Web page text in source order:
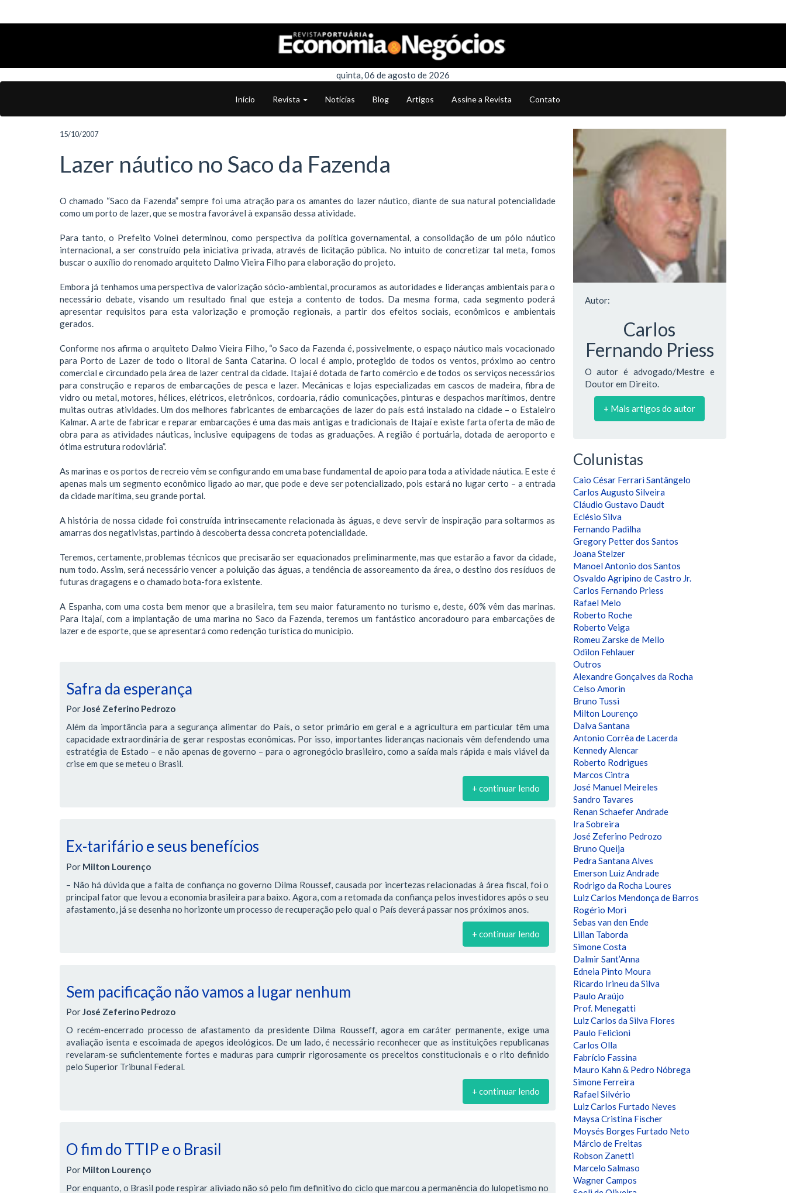
quinta, 06 de agosto de 2026
Início Revista Notícias Blog Artigos Assine a Revista Contato
15/10/2007
Lazer náutico no Saco da Fazenda
O chamado “Saco da Fazenda” sempre foi uma atração para os amantes do lazer náutico, diante de sua natural potencialidade
como um porto de lazer, que se mostra favorável à expansão dessa atividade.
Para tanto, o Prefeito Volnei determinou, como perspectiva da política governamental, a consolidação de um pólo náutico
internacional, a ser construído pela iniciativa privada, através de licitação pública. No intuito de concretizar tal meta, fomos
buscar o auxílio do renomado arquiteto Dalmo Vieira Filho para elaboração do projeto.
Embora já tenhamos uma perspectiva de valorização sócio-ambiental, procuramos as autoridades e lideranças ambientais para o
necessário debate, visando um resultado final que esteja a contento de todos. Da mesma forma, cada segmento poderá
apresentar requisitos para esta valorização e promoção regionais, a partir dos efeitos sociais, econômicos e ambientais
gerados.
Conforme nos afirma o arquiteto Dalmo Vieira Filho, “o Saco da Fazenda é, possivelmente, o espaço náutico mais vocacionado
para Porto de Lazer de todo o litoral de Santa Catarina. O local é amplo, protegido de todos os ventos, próximo ao centro
comercial e circundado pela área de lazer central da cidade. Itajaí é dotada de farto comércio e de todos os serviços necessários
para construção e reparos de embarcações de pesca e lazer. Mecânicas e lojas especializadas em cascos de madeira, fibra de
vidro ou metal, motores, hélices, elétricos, eletrônicos, cordoaria, rádio comunicações, pinturas e despachos marítimos, dentre
muitas outras atividades. Um dos melhores fabricantes de embarcações de lazer do país está instalado na cidade – o Estaleiro
Kalmar. A arte de fabricar e reparar embarcações é uma das mais antigas e tradicionais de Itajaí e existe farta oferta de mão de
obra para as atividades náuticas, inclusive equipagens de todas as graduações. A região é portuária, dotada de aeroporto e
ótima estrutura rodoviária”.
As marinas e os portos de recreio vêm se configurando em uma base fundamental de apoio para toda a atividade náutica. E este é
apenas mais um segmento econômico ligado ao mar, que pode e deve ser potencializado, pois estará no lugar certo – a entrada
da cidade marítima, seu grande portal.
A história de nossa cidade foi construída intrinsecamente relacionada às águas, e deve servir de inspiração para soltarmos as
amarras dos negativistas, partindo à descoberta dessa concreta potencialidade.
Teremos, certamente, problemas técnicos que precisarão ser equacionados preliminarmente, mas que estarão a favor da cidade,
num todo. Assim, será necessário vencer a poluição das águas, a tendência de assoreamento da área, o destino dos resíduos de
futuras dragagens e o chamado bota-fora existente.
A Espanha, com uma costa bem menor que a brasileira, tem seu maior faturamento no turismo e, deste, 60% vêm das marinas.
Para Itajaí, com a implantação de uma marina no Saco da Fazenda, teremos um fantástico ancoradouro para embarcações de
lazer e de esporte, que se apresentará como redenção turística do município.
Safra da esperança
PorJosé Zeferino Pedrozo
Além da importância para a segurança alimentar do País, o setor primário em geral e a agricultura em particular têm uma
capacidade extraordinária de gerar respostas econômicas. Por isso, importantes lideranças nacionais vêm defendendo uma
estratégia de Estado – e não apenas de governo – para o agronegócio brasileiro, como a saída mais rápida e mais viável da
crise em que se meteu o Brasil.
+ continuar lendo
Ex-tarifário e seus benefícios
Por Milton Lourenço
– Não há dúvida que a falta de confiança no governo Dilma Roussef, causada por incertezas relacionadas à área fiscal, foi o
principal fator que levou a economia brasileira para baixo. Agora, com a retomada da confiança pelos investidores após o seu
afastamento, já se desenha no horizonte um processo de recuperação pelo qual o País deverá passar nos próximos anos.
+ continuar lendo
Sem pacificação não vamos a lugar nenhum
PorJosé Zeferino Pedrozo
O recém-encerrado processo de afastamento da presidente Dilma Rousseff, agora em caráter permanente, exige uma
avaliação isenta e escoimada de apegos ideológicos. De um lado, é necessário reconhecer que as instituições republicanas
revelaram-se suficientemente fortes e maduras para cumprir rigorosamente os preceitos constitucionais e o rito definido
pelo Superior Tribunal Federal.
+ continuar lendo
O fim do TTIP e o Brasil
Por Milton Lourenço
Por enquanto, o Brasil pode respirar aliviado não só pelo fim definitivo do ciclo que marcou a permanência do lulopetismo no
Autor:
Carlos
Fernando Priess
O autor é advogado/Mestre e
Doutor em Direito.
+ Mais artigos do autor
Colunistas
Caio César Ferrari Santângelo
Carlos Augusto Silveira
Cláudio Gustavo Daudt
Eclésio Silva
Fernando Padilha
Gregory Petter dos Santos
Joana Stelzer
Manoel Antonio dos Santos
Osvaldo Agripino de Castro Jr.
Carlos Fernando Priess
Rafael Melo
Roberto Roche
Roberto Veiga
Romeu Zarske de Mello
Odilon Fehlauer
Outros
Alexandre Gonçalves da Rocha
Celso Amorin
Bruno Tussi
Milton Lourenço
Dalva Santana
Antonio Corrêa de Lacerda
Kennedy Alencar
Roberto Rodrigues
Marcos Cintra
José Manuel Meireles
Sandro Tavares
Renan Schaefer Andrade
Ira Sobreira
José Zeferino Pedrozo
Bruno Queija
Pedra Santana Alves
Emerson Luiz Andrade
Rodrigo da Rocha Loures
Luiz Carlos Mendonça de Barros
Rogério Mori
Sebas van den Ende
Lilian Taborda
Simone Costa
Dalmir Sant’Anna
Edneia Pinto Moura
Ricardo Irineu da Silva
Paulo Araújo
Prof. Menegatti
Luiz Carlos da Silva Flores
Paulo Felicioni
Carlos Olla
Fabrício Fassina
Mauro Kahn & Pedro Nóbrega
Simone Ferreira
Rafael Silvério
Luiz Carlos Furtado Neves
Maysa Cristina Fischer
Moysés Borges Furtado Neto
Márcio de Freitas
Robson Zanetti
Marcelo Salmaso
Wagner Campos